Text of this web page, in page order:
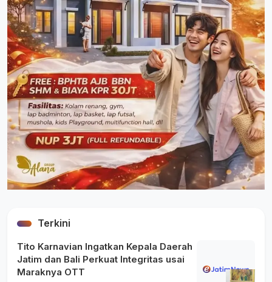
Terkini
Tito Karnavian Ingatkan Kepala Daerah
Jatim dan Bali Perkuat Integritas usai
Maraknya OTT